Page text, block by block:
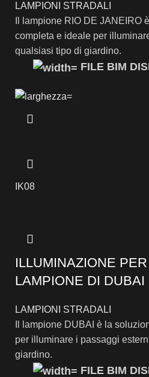
LAMPIONI STRADALI
Il lampione RIO DE JANEIRO
completa e ideale per
qualsiasi tipo di giardino.
FILE BIM
IK08
ILLUMINAZIONE
LAMPIONE DI DUBAI
LAMPIONI STRADALI
Il lampione DUBAI è la
per illuminare i passaggi
giardino.
FILE BIM